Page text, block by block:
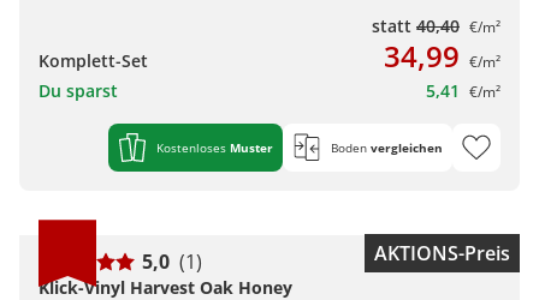
statt 40,40 €/m²
Komplett-Set 34,99 €/m²
Du sparst 5,41 €/m²
Kostenloses Muster Boden vergleichen
AKTIONS-Preis
5,0 (1)
Klick-Vinyl Harvest Oak Honey